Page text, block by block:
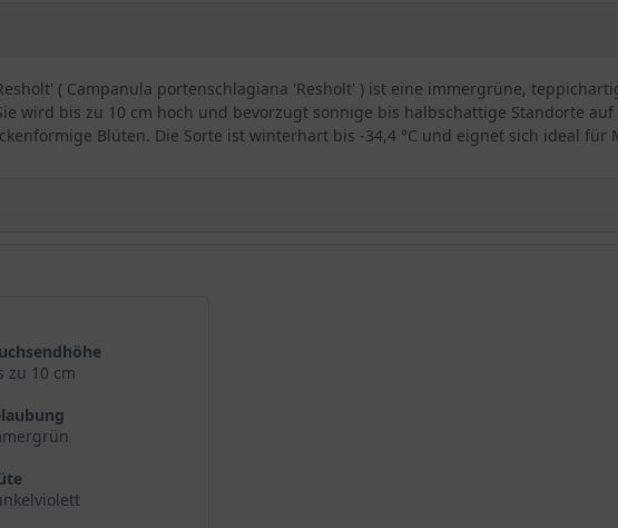
( Campanula portenschlagiana 'Resholt' ) ist eine immergrüne,
wird bis zu 10 cm hoch und bevorzugt sonnige bis halbschattige Standorte
Blüten. Die Sorte ist winterhart bis -34,4 °C und eignet sich ideal
für Campanula portenschlagiana 'Resholt'
Glockenblume 'Resholt'
zu 10 cm